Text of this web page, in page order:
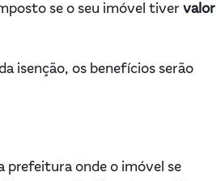
se o seu imóvel tiver valor
isenção, os benefícios serão
prefeitura onde o imóvel se